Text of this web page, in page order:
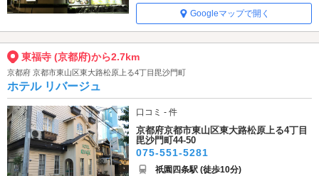
Googleマップで開く
東福寺 (京都府)から2.7km
京都府 京都市東山区東大路松原上る4丁目毘沙門町
ホテル リバージュ
口コミ - 件
京都府京都市東山区東大路松原上る4丁目
毘沙門町44-50
075-551-5281
祇園四条駅 (徒歩10分)